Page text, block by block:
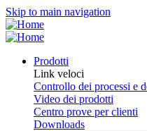
Skip to main navigation
Prodotti
Link veloci
Controllo dei processi e
Video dei prodotti
Centro prove per clienti
Downloads